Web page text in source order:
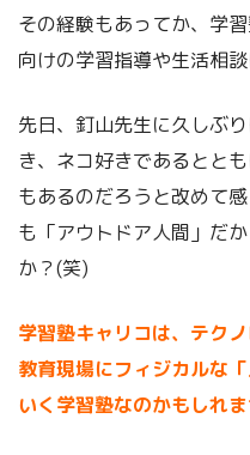
その経験もあってか、学
向けの学習指導や生活相
先日、釘山先生に久しぶ
き、ネコ好きであるとと
もあるのだろうと改めて
も「アウトドア人間」だ
か？(笑)
学習塾キャリコは、テク
教育現場にフィジカルな
いく学習塾なのかもしれま